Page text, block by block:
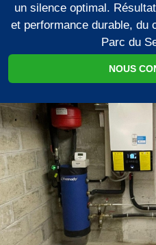
un silence optimal.
et performance durable, du
Parc du
NOUS